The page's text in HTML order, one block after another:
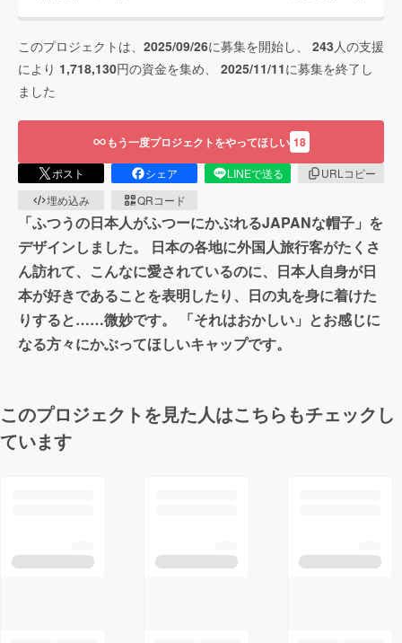
このプロジェクトは、 2025/09/26に募集を開始し、 243 人の支援
により 1,718,130円の資金を集め、 2025/11/11に募集を終了し
ました
もう一度プロジェクトをやってほしい 18
ポスト シェア LINEで送る
URLコピー
埋め込み
QRコード
「ふつうの日本人がふつーにかぶれるJAPANな帽子」を
デザインしました。 日本の各地に外国人旅行客がたくさ
ん訪れて、こんなに愛されているのに、日本人自身が日
本が好きであることを表明したり、日の丸を身に着けた
りすると……微妙です。 「それはおかしい」とお感じに
なる方々にかぶってほしいキャップです。
このプロジェクトを見た人はこちらもチェックし
ています